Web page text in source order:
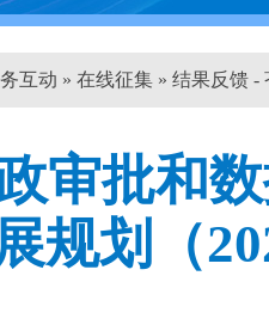
互动 » 在线征集 » 结果反馈 -
审批和
规划（